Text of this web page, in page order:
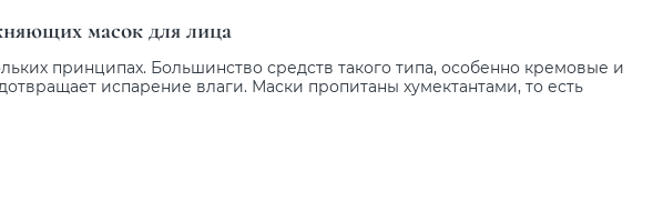
масок для лица
принципах. Большинство средств такого типа, особенно кремовые и
испарение влаги. Маски пропитаны хумектантами, то есть